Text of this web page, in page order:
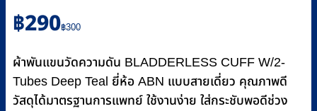
฿300
Original
price
฿300.
฿290
Current
price
฿290.
ผ้าพันแขนวัดความดัน BLADDERLESS CUFF W/2-
Tubes Deep Teal ยี่ห้อ ABN แบบสายเดี่ยว คุณภาพดี
วัสดุได้มาตรฐานการแพทย์ ใช้งานง่าย ใส่กระชับพอดีช่วง